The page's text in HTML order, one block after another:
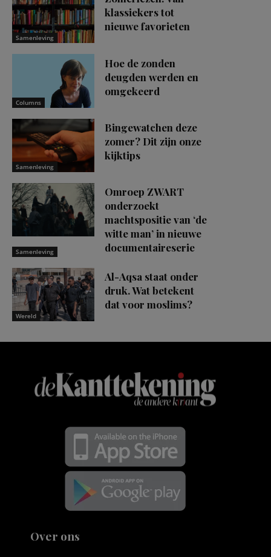
Samenleving
klassiekers tot
nieuwe favorieten
Columns
Hoe de zonden
deugden werden en
omgekeerd
Samenleving
Bingewatchen deze
zomer? Dit zijn onze
kijktips
Samenleving
Omroep ZWART
onderzoekt
machtspositie van ‘de
witte man’ in nieuwe
documentaireserie
Wereld
Al-Aqsa staat onder
druk. Wat betekent
dat voor moslims?
Over ons